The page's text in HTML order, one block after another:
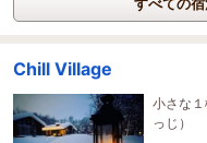
すべての宿
Chill Village
小さな
っじ）